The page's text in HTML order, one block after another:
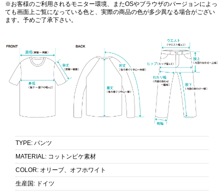
※お客様のご利用されるモニター環境、またOSやブラウザのバージョンによっ
ても画面上ご覧になっている色と、実際の商品の色が多少異なる場合がござい
ます。予めご了承下さい。
TYPE: パンツ
MATERIAL : コットンピケ素材
COLOR: オリーブ、オフホワイト
生産国: ドイツ